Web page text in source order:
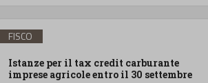
FISCO
Istanze per il tax credit carburante
imprese agricole entro il 30 settembre